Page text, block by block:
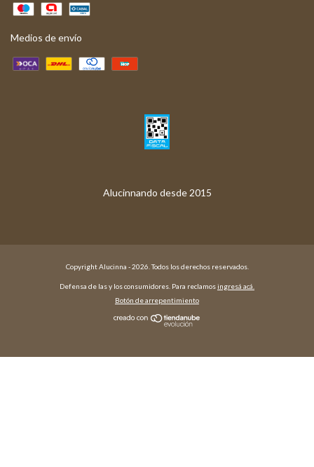
Medios de envío
Copyright Alucinna - 2026. Todos los derechos reservados.
Defensa de las y los consumidores. Para reclamosingresá acá.
Botón de arrepentimiento